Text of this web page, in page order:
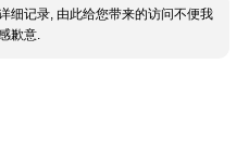
细记录, 由此给您带来的访问不便我
歉意.